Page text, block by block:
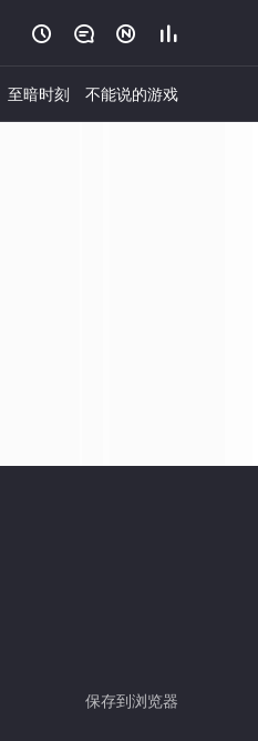
   
至暗时刻 不能说的游戏
保存到浏览器